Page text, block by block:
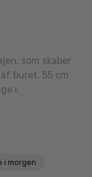
som skaber
buret. 55 cm
i.
i morgen